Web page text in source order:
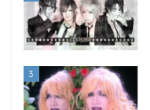
3